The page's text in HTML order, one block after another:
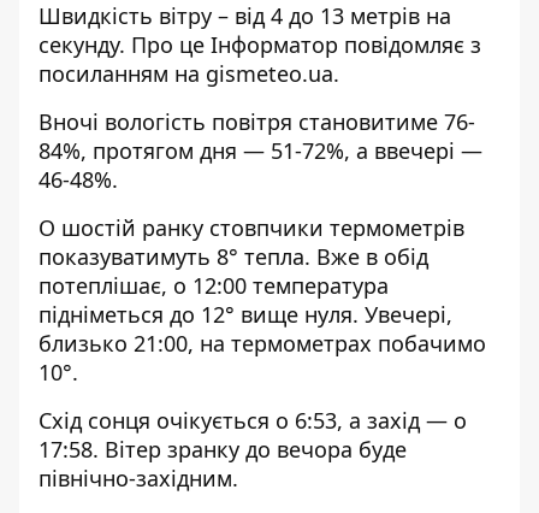
Швидкість вітру – від 4 до 13 метрів на
секунду. Про це Інформатор повідомляє з
посиланням на gismeteo.ua.
Вночі вологість повітря становитиме 76-
84%, протягом дня — 51-72%, а ввечері —
46-48%.
О шостій ранку стовпчики термометрів
показуватимуть 8° тепла. Вже в обід
потеплішає, о 12:00 температура
підніметься до 12° вище нуля. Увечері,
близько 21:00, на термометрах побачимо
10°.
Схід сонця очікується о 6:53, а захід — о
17:58. Вітер зранку до вечора буде
північно-західним.